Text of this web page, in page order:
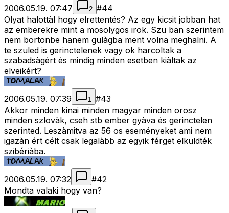
2006.05.19. 07:47 2 #44
Olyat halottàl hogy elrettentés? Az egy kicsit jobban hat
az emberekre mint a mosolygos irok. Szu ban szerintem
nem bortonbe hanem gulàgba ment volna meghalni. A
te szuled is gerinctelenek vagy ok harcoltak a
szabadsàgért és mindig minden esetben kiàltak az
elveikért?
2006.05.19. 07:39 1 #43
Akkor minden kinai minden magyar minden orosz
minden szlovàk, cseh stb ember gyàva és gerinctelen
szerinted. Leszàmitva az 56 os eseményeket ami nem
igazàn ért célt csak legalàbb az egyik férget elkuldték
szibériàba.
2006.05.19. 07:32 #42
Mondta valaki hogy van?